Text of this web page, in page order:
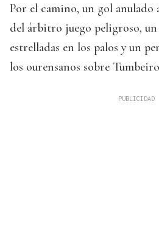
Por el camino, un gol
del árbitro juego peligroso, un
estrelladas en los palos y un
los ourensanos sobre